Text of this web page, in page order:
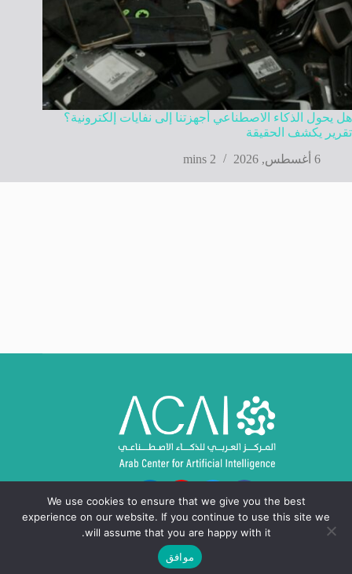
هل يحول الذكاء الاصطناعي أجهزتنا إلى نفايات إلكترونية؟
تقرير يكشف الحقيقة
6 أغسطس, 2026
2 mins
حقوق النشر © 2024 - 2026، المركز العربي للذكاء
We use cookies to ensure that we give you the best
experience on our website. If you continue to use this site we
will assume that you are happy with it.
موافق